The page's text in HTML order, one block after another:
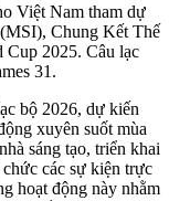
Việt Nam tham dự
Chung Kết Thế
Cup 2025. Câu lạc
31.
bộ 2026, dự kiến
xuyên suốt mùa
sáng tạo, triển khai
các sự kiện trực
hoạt động này nhằm